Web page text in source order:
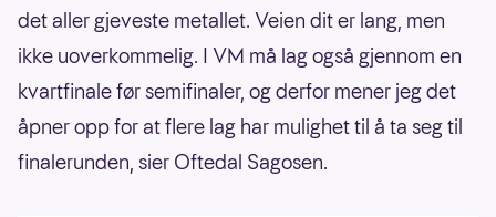
det aller gjeveste metallet. Veien dit er lang, men
ikke uoverkommelig. I VM må lag også gjennom en
kvartfinale før semifinaler, og derfor mener jeg det
åpner opp for at flere lag har mulighet til å ta seg til
finalerunden, sier Oftedal Sagosen.